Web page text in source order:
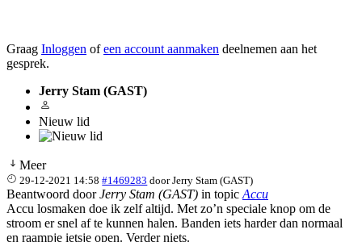
Graag Inloggen ofeen account aanmaken deelnemen aan het
gesprek.
Jerry Stam (GAST)
Nieuw lid
Meer
29-12-2021 14:58 #1469283 doorJerry Stam (GAST)
Beantwoord doorJerry Stam (GAST) in topic Accu
Accu losmaken doe ik zelf altijd. Met zo’n speciale knop om de
stroom er snel af te kunnen halen. Banden iets harder dan normaal
en raampje ietsje open. Verder niets.